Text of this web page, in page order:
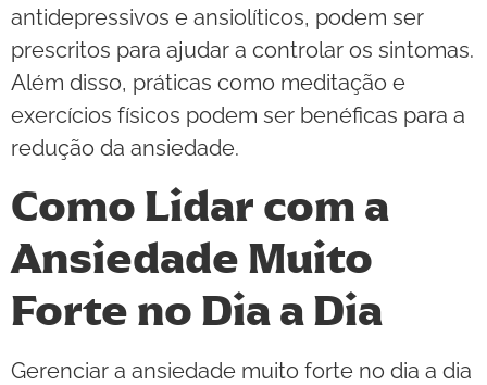
antidepressivos e ansiolíticos, podem ser
prescritos para ajudar a controlar os sintomas.
Além disso, práticas como meditação e
exercícios físicos podem ser benéficas para a
redução da ansiedade.
Como Lidar com a
Ansiedade Muito
Forte no Dia a Dia
Gerenciar a ansiedade muito forte no dia a dia